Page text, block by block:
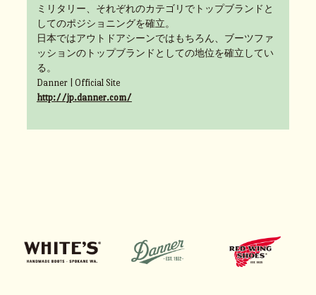
ミリタリー、それぞれのカテゴリでトップブランドと
してのポジショニングを確立。
日本ではアウトドアシーンではもちろん、ブーツファ
ッションのトップブランドとしての地位を確立してい
る。
Danner | Official Site
http://jp.danner.com/